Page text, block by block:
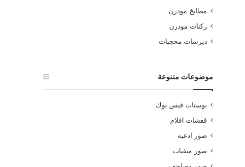
مطابخ مودرن
ركنات مودرن
ديرسات محجبات
موضوعات متنوعة
بوستات فيس بوك
قفشات افلام
صور ادعيه
صور منقبات